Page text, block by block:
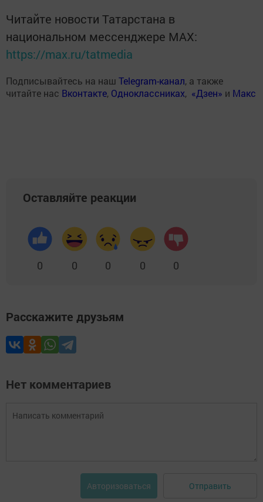
Читайте новости Татарстана в
национальном мессенджере MАХ:
https://max.ru/tatmedia
Подписывайтесь на наш Telegram-канал, а также
читайте нас Вконтакте, Одноклассниках, «Дзен» и Макс
Оставляйте реакции
0 0 0 0 0
Расскажите друзьям
Нет комментариев
Авторизоваться Отправить